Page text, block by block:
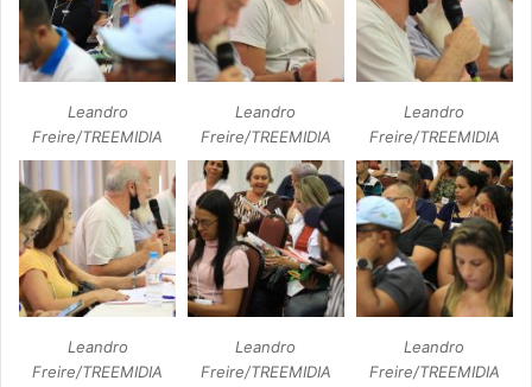
Leandro
Freire/TREEMIDIA
Leandro
Freire/TREEMIDIA
Leandro
Freire/TREEMIDIA
Leandro
Freire/TREEMIDIA
Leandro
Freire/TREEMIDIA
Leandro
Freire/TREEMIDIA